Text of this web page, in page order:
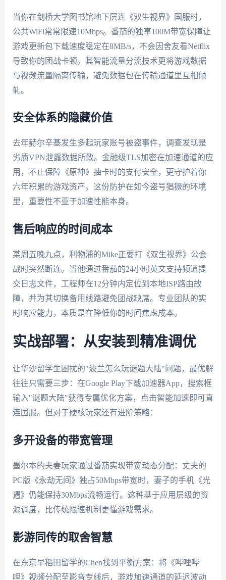
当你在剑桥大学图书馆地下层连《双生视界》国服时，
公共WiFi常常限速10Mbps。番茄的独享100M带宽保障让
游戏更新包下载速度稳定在8MB/s，不会因舍友看Netflix
导致你的团战卡顿。其智能流量分流技术更将游戏数据
与视频流量隔离传输，避免数据包在传输通道里互相倾
轧。
安全体系的隐藏价值
去年赫尔辛基发生多起玩家账号被盗事件，调查发现是
劣质VPN泄露数据所致。金融级TLS加密在加速通道的应
用，不止保障《原神》抽卡时的支付安全，更守护着你
六年积累的游戏资产。这份防护在如今盗号猖獗的环境
里，重要性不亚于加速性能本身。
售后响应的时间成本
某周五晚九点，利物浦的Mike正要打《双生视界》公会
战时突然断连。当他通过番茄的24小时英文支持频道提
交日志文件，工程师在12分钟内定位到本地ISP路由故
障，并为其切换备用线路避免团战缺席。专业团队的实
时响应能力，本质是在降低你的时间焦虑成本。
实战部署：从安装到精准调优
让华沙留学生困扰的"波兰怎么玩谜题大陆"问题，最优解
往往只需要三步：在Google Play下载加速器App，搜索框
输入"谜题大陆"获得专属优化方案，点击智能加速即可直
连国服。但对于硬核玩家还有进阶策略：
多开设备的带宽管理
墨尔本的夫妻玩家通过番茄实现带宽动态分配：丈夫的
PC版《永劫无间》独占50Mbps带宽时，妻子的手机《光
遇》仍能保持30Mbps流畅运行。这种基于应用层级的资
源调度，比传统限速机制更懂游戏需求。
影游同传的取舍智慧
在东京早稻田留学的Chen找到平衡方案：将《哔哩哔
哩》视频分配至影音专线后，游戏加速通道的延迟波动